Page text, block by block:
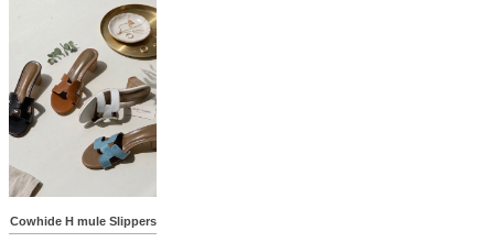
Cowhide H mule Slippers